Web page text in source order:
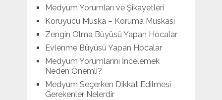
Medyum Yorumları ve Şikayetleri
Koruyucu Muska – Koruma Muskası
Zengin Olma Büyüsü Yapan Hocalar
Evlenme Büyüsü Yapan Hocalar
Medyum Yorumlarını İncelemek
Neden Önemli?
Medyum Seçerken Dikkat Edilmesi
Gerekenler Nelerdir